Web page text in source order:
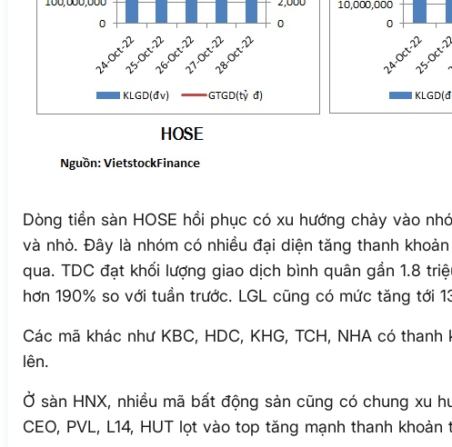
Dòng tiền sàn HOSE hồi phục có xu hướng chảy vào
và nhỏ. Đây là nhóm có nhiều đại diện tăng thanh
qua. TDC đạt khối lượng giao dịch bình quân gần 1.8
hơn 190% so với tuần trước. LGL cũng có mức tăng tới
Các mã khác như KBC, HDC, KHG, TCH, NHA có
lên.
Ở sàn HNX, nhiều mã bất động sản cũng có chung xu
CEO, PVL, L14, HUT lọt vào top tăng mạnh thanh khoản